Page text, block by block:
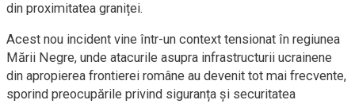
din proximitatea graniței.
Acest nou incident vine într-un context tensionat în regiunea
Mării Negre, unde atacurile asupra infrastructurii ucrainene
din apropierea frontierei române au devenit tot mai frecvente,
sporind preocupările privind siguranța și securitatea